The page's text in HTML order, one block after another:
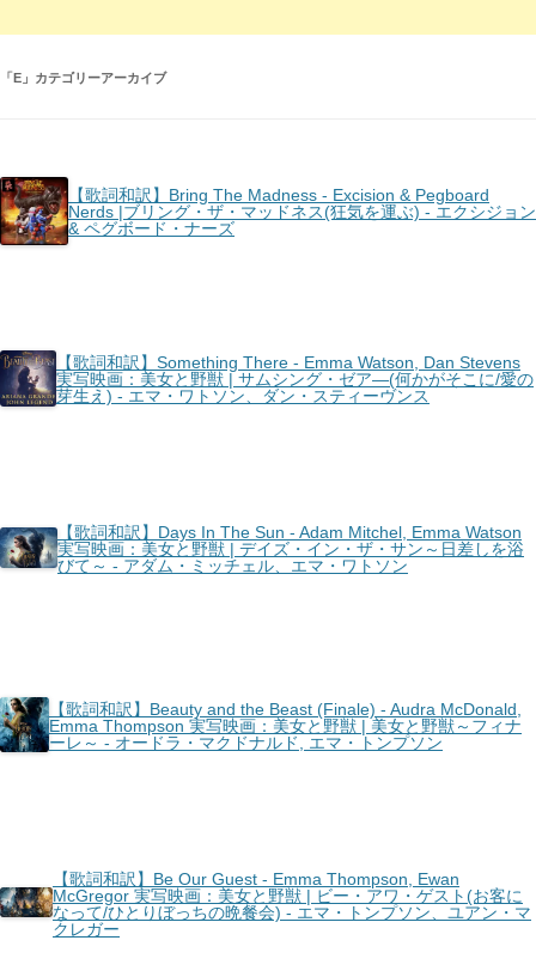
「E 」カテゴリーアーカイブ
【歌詞和訳】Bring The Madness - Excision & Pegboard
Nerds |ブリング・ザ・マッドネス(狂気を運ぶ) - エクシジョン
& ペグボード・ナーズ
【歌詞和訳】Something There - Emma Watson, Dan Stevens
実写映画：美女と野獣 | サムシング・ゼア―(何かがそこに/愛の
芽生え) - エマ・ワトソン、ダン・スティーヴンス
【歌詞和訳】Days In The Sun - Adam Mitchel, Emma Watson
実写映画：美女と野獣 | デイズ・イン・ザ・サン～日差しを浴
びて～ - アダム・ミッチェル、エマ・ワトソン
【歌詞和訳】Beauty and the Beast (Finale) - Audra McDonald,
Emma Thompson 実写映画：美女と野獣 | 美女と野獣～フィナ
ーレ～ - オードラ・マクドナルド, エマ・トンプソン
【歌詞和訳】Be Our Guest - Emma Thompson, Ewan
McGregor 実写映画：美女と野獣 | ビー・アワ・ゲスト(お客に
なって/ひとりぼっちの晩餐会) - エマ・トンプソン、ユアン・マ
クレガー